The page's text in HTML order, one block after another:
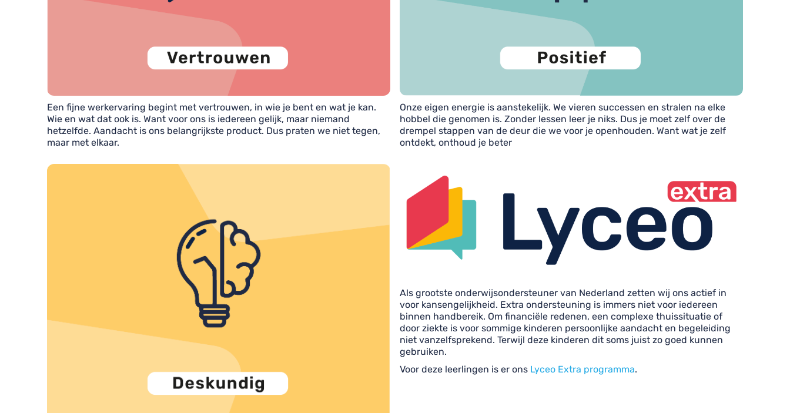
Een fijne werkervaring begint met vertrouwen, in wie je bent en wat je kan.
Wie en wat dat ook is. Want voor ons is iedereen gelijk, maar niemand
hetzelfde. Aandacht is ons belangrijkste product. Dus praten we niet tegen,
maar met elkaar.
Onze eigen energie is aanstekelijk. We vieren successen en stralen na elke
hobbel die genomen is. Zonder lessen leer je niks. Dus je moet zelf over de
drempel stappen van de deur die we voor je openhouden. Want wat je zelf
ontdekt, onthoud je beter
Als grootste onderwijsondersteuner van Nederland zetten wij ons actief in
voor kansengelijkheid. Extra ondersteuning is immers niet voor iedereen
binnen handbereik. Om financiële redenen, een complexe thuissituatie of
door ziekte is voor sommige kinderen persoonlijke aandacht en begeleiding
niet vanzelfsprekend. Terwijl deze kinderen dit soms juist zo goed kunnen
gebruiken.
Voor deze leerlingen is er ons Lyceo Extra programma.